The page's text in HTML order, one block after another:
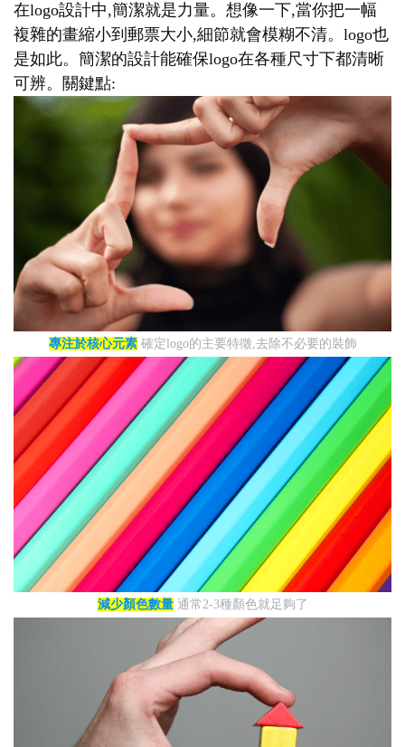
在logo設計中,簡潔就是力量。想像一下,當你把一幅
複雜的畫縮小到郵票大小,細節就會模糊不清。logo也
是如此。簡潔的設計能確保logo在各種尺寸下都清晰
可辨。關鍵點:
專注於核心元素確定logo的主要特徵,去除不必要的裝飾
減少顏色數量通常2-3種顏色就足夠了